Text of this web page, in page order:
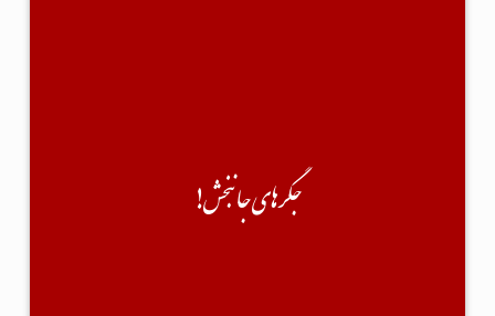
جگرهای جانبخش!
آیا امکان دارد کمک کنید تا به مخاطب برسد؟"
من هم گفته کرده:"چشمم روشن! دیگه چی؟ چشم!" 🙂
حقیقتش نه سرویس خان(!) را می‌شناسم، نه حتی یکبار لایک و کامنتی با هم